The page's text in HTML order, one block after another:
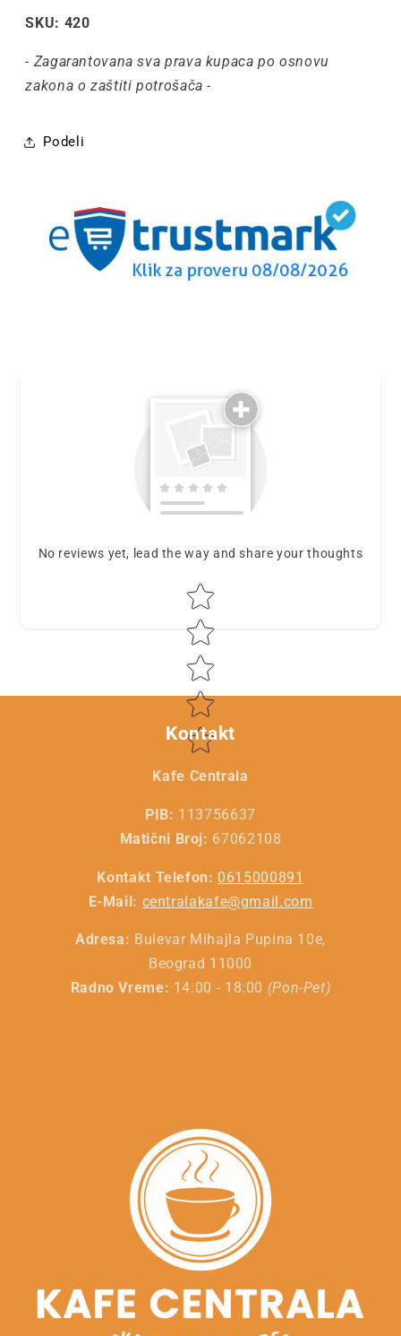
SKU: 420
- Zagarantovana sva prava kupaca po osnovu
zakona o zaštiti potrošača -
Podeli
No reviews yet, lead the way and share your thoughts
Star rating
Kontakt
Kafe Centrala
PIB: 113756637
Matični Broj: 67062108
Kontakt Telefon: 0615000891
E-Mail: centralakafe@gmail.com
Adresa: Bulevar Mihajla Pupina 10e,
Beograd 11000
Radno Vreme: 14:00 - 18:00 (Pon-Pet)